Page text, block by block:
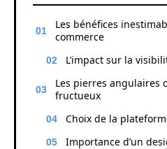
Les bénéfices
commerce
L’impact sur la
Les pierres angulaires
fructueux
Choix de la
Importance d’un